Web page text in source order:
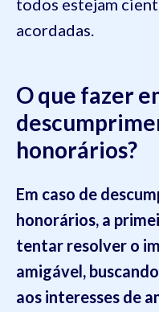
todos estejam
acordadas.
O que fazer
honorários?
Em caso de
honorários, a
tentar resolver o
amigável,
aos interesses de